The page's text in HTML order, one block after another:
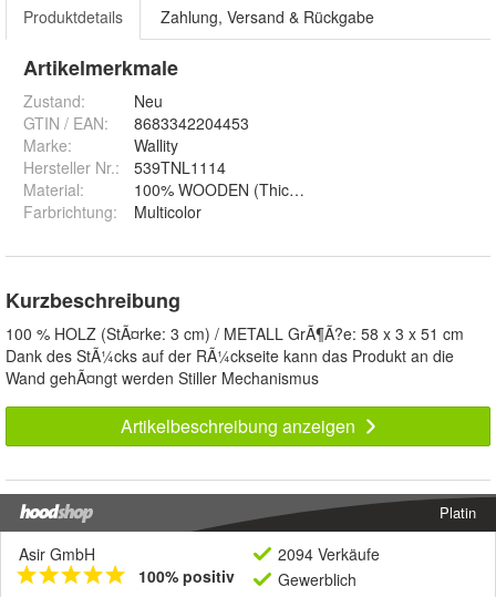
Produktdetails Zahlung, Versand & Rückgabe
Artikelmerkmale
Zustand:
Neu
GTIN / EAN:
8683342204453
Marke:
Wallity
Hersteller Nr.:
539TNL1114
Material:
100% WOODEN (Thickness: 3 cm) / METAL
Farbrichtung: Multicolor
Kurzbeschreibung
100 % HOLZ (StÃ¤rke: 3 cm) / METALL GrÃ¶Ã?e: 58 x 3 x 51 cm
Dank des StÃ¼cks auf der RÃ¼ckseite kann das Produkt an die
Wand gehÃ¤ngt werden Stiller Mechanismus
Artikelbeschreibung anzeigen
Platin
Asir GmbH
100% positiv
2094 Verkäufe
Gewerblich